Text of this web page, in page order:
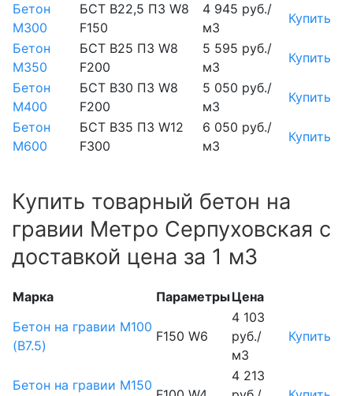
Бетон
М300
БСТ В22,5 П3 W8
F150
4 945 руб./
м3
Купить
Бетон
М350
БСТ В25 П3 W8
F200
5 595 руб./
м3
Купить
Бетон
М400
БСТ В30 П3 W8
F200
5 050 руб./
м3
Купить
Бетон
М600
БСТ В35 П3 W12
F300
6 050 руб./
м3
Купить
Купить товарный бетон на
гравии Метро Серпуховская с
доставкой цена за 1 м3
Марка ПараметрыЦена
Бетон на гравии М100
(B7.5)
F150 W6
4 103
руб./
м3
Купить
Бетон на гравии М150
4 213